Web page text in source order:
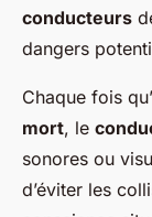
conducteurs
dangers
Chaque fois
mort, le
sonores ou
d’éviter les